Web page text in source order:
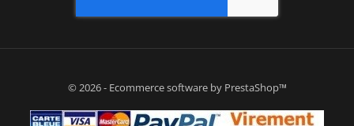
© 2026 - Ecommerce software by PrestaShop™